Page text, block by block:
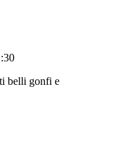
belli gonfi e